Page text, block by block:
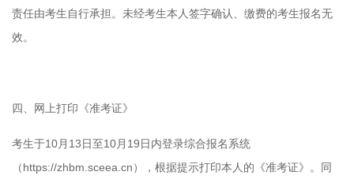
责任由考生自行承担。未经考生本人签字确认、缴费的考生报名无
效。
四、网上打印《准考证》
考生于10月13日至10月19日内登录综合报名系统
（https://zhbm.sceea.cn），根据提示打印本人的《准考证》。同